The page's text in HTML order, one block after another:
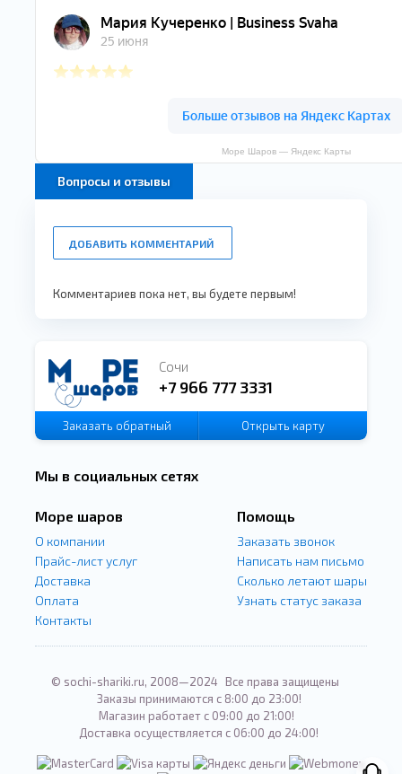
Море Шаров — Яндекс Карты
Вопросы и отзывы
ДОБАВИТЬ КОММЕНТАРИЙ
Комментариев пока нет, вы будете первым!
Сочи
+7 966 777 3331
Заказать обратный
Открыть карту
Мы в социальных сетях
Море шаров
О компании
Прайс-лист услуг
Доставка
Оплата
Контакты
Помощь
Заказать звонок
Написать нам письмо
Сколько летают шары
Узнать статус заказа
© sochi-shariki.ru, 2008—2024 Все права защищены
Заказы принимаются с 8:00 до 23:00!
Магазин работает с 09:00 до 21:00!
Доставка осуществляется с 06:00 до 24:00!